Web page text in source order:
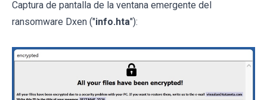
Captura de pantalla de la ventana emergente del
ransomware Dxen ("info.hta"):